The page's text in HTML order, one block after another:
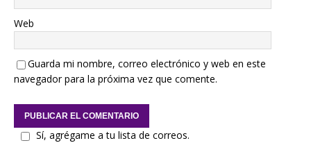
Web
Guarda mi nombre, correo electrónico y web en este
navegador para la próxima vez que comente.
Sí, agrégame a tu lista de correos.